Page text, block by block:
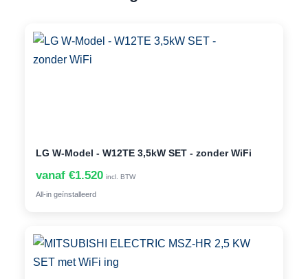
LG W-Model - W12TE 3,5kW SET - zonder WiFi
vanaf €1.520 incl. BTW
All-in geïnstalleerd